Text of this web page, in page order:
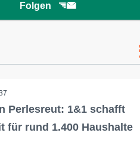
Folgen
Perlesreut: 1&1 schafft
für rund 1.400 Haushalte